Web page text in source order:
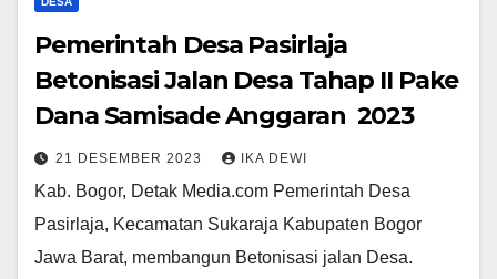
Pemerintah Desa Pasirlaja
Betonisasi Jalan Desa Tahap II Pake
Dana Samisade Anggaran 2023
21 DESEMBER 2023 IKA DEWI
Kab. Bogor, Detak Media.com Pemerintah Desa
Pasirlaja, Kecamatan Sukaraja Kabupaten Bogor
Jawa Barat, membangun Betonisasi jalan Desa.